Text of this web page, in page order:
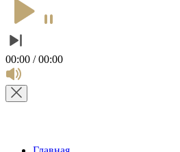
00:00 / 00:00